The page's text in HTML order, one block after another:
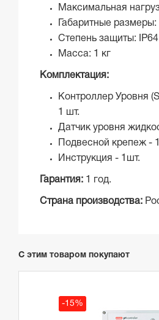
Максимальная
Габаритные
Степень защиты: IP64
Масса: 1 кг
Комплектация:
Контроллер Уровня
1 шт.
Датчик уровня
Подвесной крепеж -
Инструкция - 1шт.
Гарантия: 1 год.
Страна производства:
С этим товаром покупают
-15%